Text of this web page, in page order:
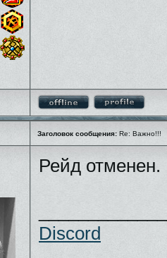
Заголовок сообщения: Re: Важно!!!
Рейд отменен.
Discord